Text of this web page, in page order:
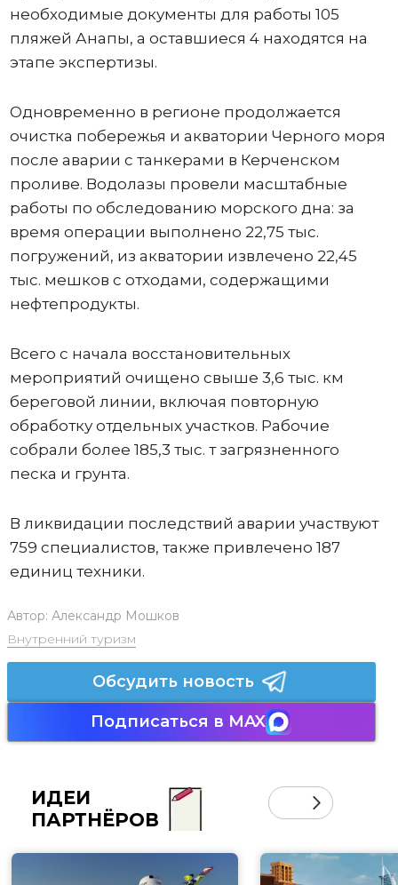
необходимые документы для работы 105
пляжей Анапы, а оставшиеся 4 находятся на
этапе экспертизы.
Одновременно в регионе продолжается
очистка побережья и акватории Черного моря
после аварии с танкерами в Керченском
проливе. Водолазы провели масштабные
работы по обследованию морского дна: за
время операции выполнено 22,75 тыс.
погружений, из акватории извлечено 22,45
тыс. мешков с отходами, содержащими
нефтепродукты.
Всего с начала восстановительных
мероприятий очищено свыше 3,6 тыс. км
береговой линии, включая повторную
обработку отдельных участков. Рабочие
собрали более 185,3 тыс. т загрязненного
песка и грунта.
В ликвидации последствий аварии участвуют
759 специалистов, также привлечено 187
единиц техники.
Автор: Александр Мошков
Внутренний туризм
Обсудить новость
Подписаться в MAX
ИДЕИ
ПАРТНЁРОВ